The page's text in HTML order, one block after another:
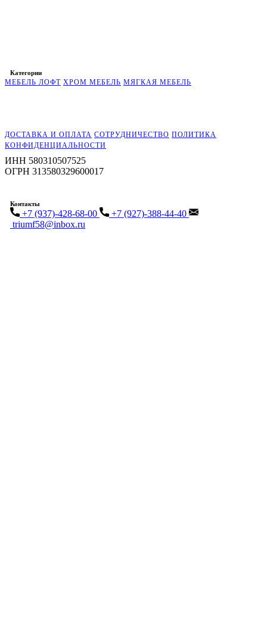
Категории
МЕБЕЛЬ ЛОФТ ХРОМ МЕБЕЛЬ МЯГКАЯ МЕБЕЛЬ
ДОСТАВКА И ОПЛАТА СОТРУДНИЧЕСТВО ПОЛИТИКА
КОНФИДЕНЦИАЛЬНОСТИ
ИНН 580310507525
ОГРН 313580329600017
Контакты
+7 (937)-428-68-00
+7 (927)-388-44-40
triumf58@inbox.ru